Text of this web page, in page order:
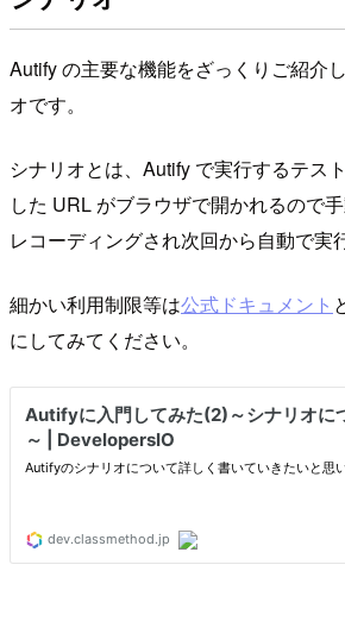
Autify の主要な機能をざっくりご紹介
オです。
シナリオとは、Autify で実行するテス
した URL がブラウザで開かれるので
レコーディングされ次回から自動で実
細かい利用制限等は公式ドキュメント
にしてみてください。